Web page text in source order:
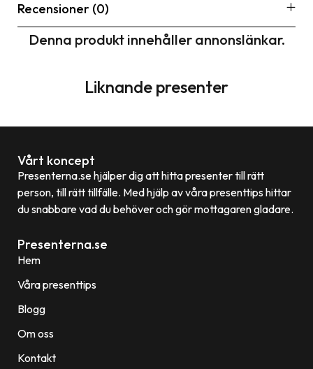
Recensioner (0)
Denna produkt innehåller annonslänkar.
Liknande presenter
Vårt koncept
Presenterna.se hjälper dig att hitta presenter till rätt
person, till rätt tillfälle. Med hjälp av våra presenttips hittar
du snabbare vad du behöver och gör mottagaren gladare.
Presenterna.se
Hem
Våra presenttips
Blogg
Om oss
Kontakt